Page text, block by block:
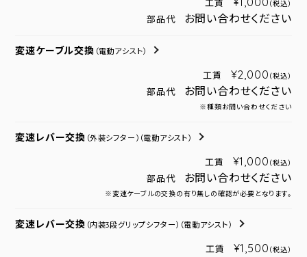
工賃 （税込）
部品代 お問い合わせください
変速ケーブル交換 （電動アシスト）
工賃 ¥2,000 （税込）
部品代 お問い合わせください
※種類お問い合わせください
変速レバー交換 （外装シフター） （電動アシスト）
工賃 ¥1,000 （税込）
部品代 お問い合わせください
※変速ケーブルの交換の有り無しの確認が必要となります。
変速レバー交換 （内装3段グリップシフター） （電動アシスト）
工賃 ¥1,500 （税込）